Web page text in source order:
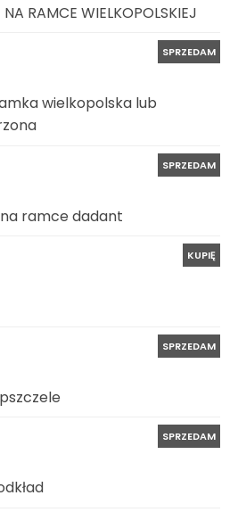
RAMCE WIELKOPOLSKIEJ
SPRZEDAM
wielkopolska lub
SPRZEDAM
ramce dadant
KUPIĘ
SPRZEDAM
SPRZEDAM